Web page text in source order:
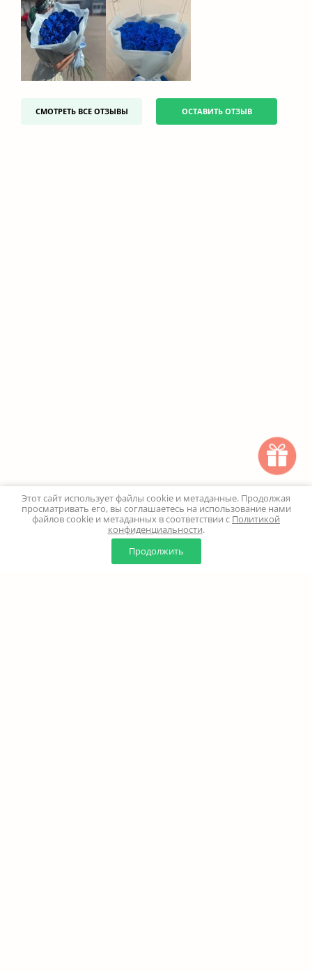
СМОТРЕТЬ ВСЕ ОТЗЫВЫ ОСТАВИТЬ ОТЗЫВ
0
Корзина
Этот сайт использует файлы cookie и метаданные. Продолжая
просматривать его, вы соглашаетесь на использование нами
файлов cookie и метаданных в соответствии с Политикой
конфиденциальности.
Продолжить